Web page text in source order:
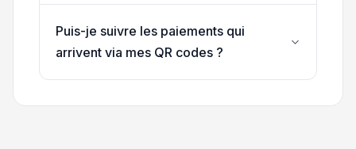
Puis-je suivre les paiements qui
arrivent via mes QR codes ?